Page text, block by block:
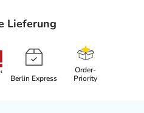
Lieferung
Berlin Express
Order-
Priority